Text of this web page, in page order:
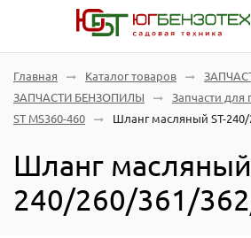
Главная Каталог товаров
ЗАПЧАСТИ БЕНЗОПИЛЫ
Запчасти для
ST MS360-460
Шланг масляный ST-
Шланг масляный
240/260/361/